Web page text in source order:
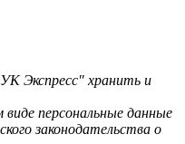
Экспресс" хранить и
персональные данные
законодательства о